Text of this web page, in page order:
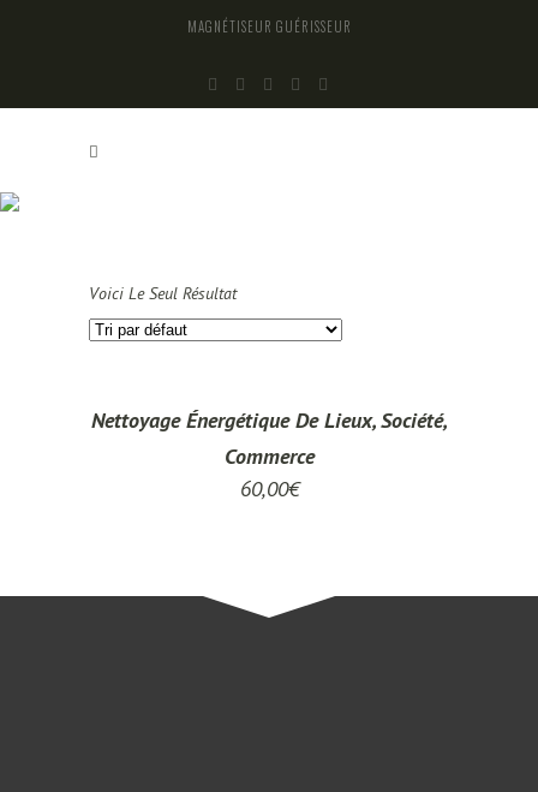
MAGNÉTISEUR GUÉRISSEUR
Voici Le Seul Résultat
Nettoyage Énergétique De Lieux, Société,
Commerce
60,00€